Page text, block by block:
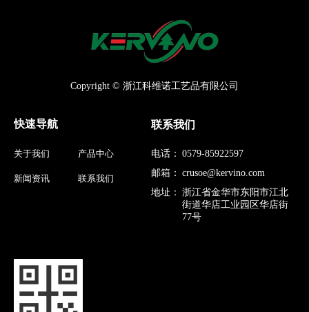
Copyright © 浙江科维诺工艺品有限公司
快速导航
关于我们
新闻资讯
产品中心
联系我们
联系我们
电话： 0579-85922597
邮箱： crusoe@kervino.com
地址： 浙江省金华市东阳市江北
街道华店工业园区华店街
77号